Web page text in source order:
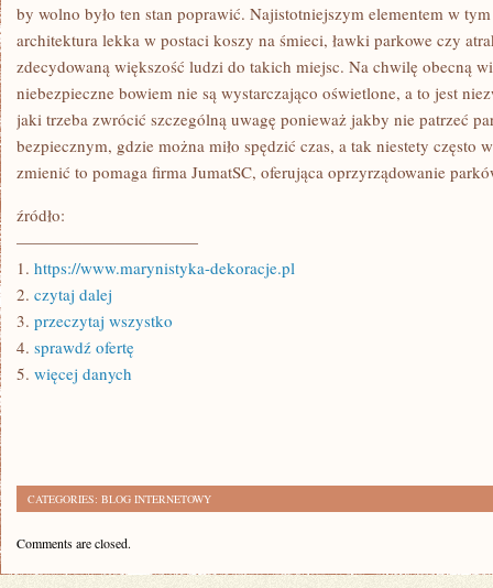
by wolno było ten stan poprawić. Najistotniejszym elementem w
architektura lekka w postaci koszy na śmieci, ławki parkowe czy
zdecydowaną większość ludzi do takich miejsc. Na chwilę obecną
niebezpieczne bowiem nie są wystarczająco oświetlone, a to jest
jaki trzeba zwrócić szczególną uwagę ponieważ jakby nie patrzeć
bezpiecznym, gdzie można miło spędzić czas, a tak niestety często
zmienić to pomaga firma JumatSC, oferująca oprzyrządowanie
źródło:
———————————
1. https://www.marynistyka-dekoracje.pl
2. czytaj dalej
3. przeczytaj wszystko
4. sprawdź ofertę
5. więcej danych
CATEGORIES: BLOG INTERNETOWY
Comments are closed.